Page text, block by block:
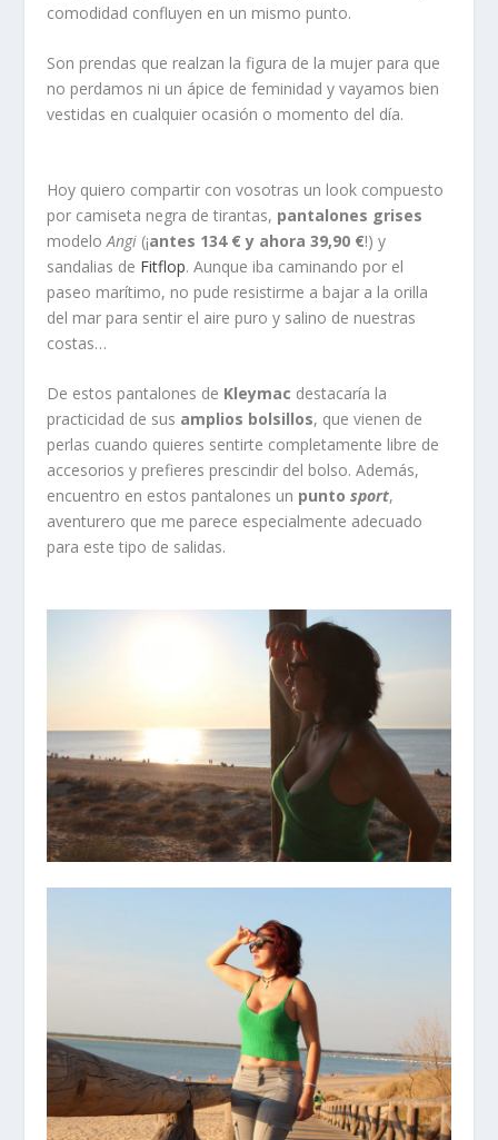
comodidad confluyen en un mismo punto.
Son prendas que realzan la figura de la mujer para que
no perdamos ni un ápice de feminidad y vayamos bien
vestidas en cualquier ocasión o momento del día.
Hoy quiero compartir con vosotras un look compuesto
por camiseta negra de tirantas, pantalones grises
modeloAngi (¡antes 134 € y ahora 39,90 €!) y
sandalias de Fitflop. Aunque iba caminando por el
paseo marítimo, no pude resistirme a bajar a la orilla
del mar para sentir el aire puro y salino de nuestras
costas…
De estos pantalones de Kleymac destacaría la
practicidad de sus amplios bolsillos, que vienen de
perlas cuando quieres sentirte completamente libre de
accesorios y prefieres prescindir del bolso. Además,
encuentro en estos pantalones un puntosport,
aventurero que me parece especialmente adecuado
para este tipo de salidas.